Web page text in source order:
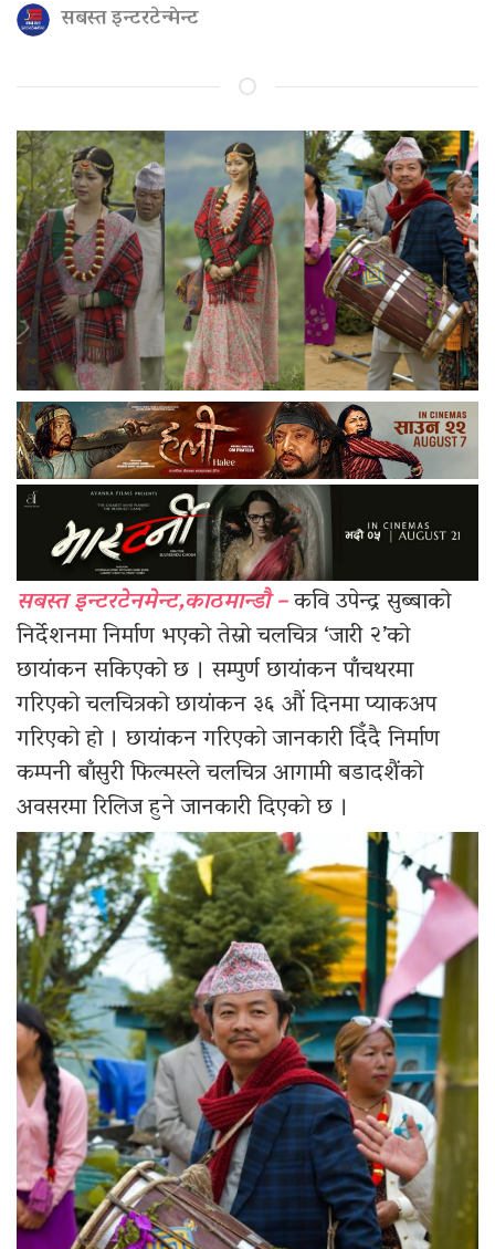
सबस्त इन्टरटेन्मेन्ट
सबस्त इन्टरटेनमेन्ट,काठमान्डौ –कवि उपेन्द्र सुब्बाको
निर्देशनमा निर्माण भएको तेस्रो चलचित्र ‘जारी २’को
छायांकन सकिएको छ । सम्पुर्ण छायांकन पाँचथरमा
गरिएको चलचित्रको छायांकन ३६ औं दिनमा प्याकअप
गरिएको हो । छायांकन गरिएको जानकारी दिँदै निर्माण
कम्पनी बाँसुरी फिल्मस्ले चलचित्र आगामी बडादशैंको
अवसरमा रिलिज हुने जानकारी दिएको छ ।